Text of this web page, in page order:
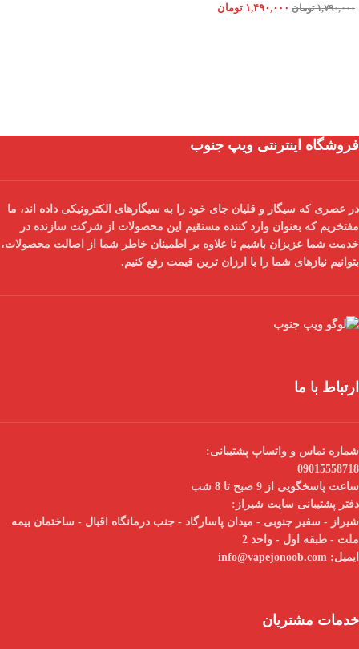
۱,۷۹۰,۰۰۰ تومان ۱,۴۹۰,۰۰۰ تومان
فروشگاه اینترنتی ویپ جنوب
در عصری که سیگار و قلیان جای خود را به سیگارهای الکترونیکی داده اند، ما
مفتخریم که بعنوان وارد کننده مستقیم این محصولات از شرکت سازنده در
خدمت شما عزیزان باشیم تا علاوه بر اطمینان خاطر شما از
اصالت محصولات،
بتوانیم نیازهای شما را با ارزان ترین قیمت رفع کنیم.
ارتباط با ما
شماره تماس و واتساپ پشتیبانی:
09015558718
ساعت پاسخگویی از 9 صبح تا 8 شب
دفتر پشتیبانی سایت شیراز:
شیراز - سفیر جنوبی - میدان پاسارگاد - جنب درمانگاه اقبال - ساختمان بیمه
ملت - طبقه اول - واحد 2
ایمیل:
خدمات مشتریان